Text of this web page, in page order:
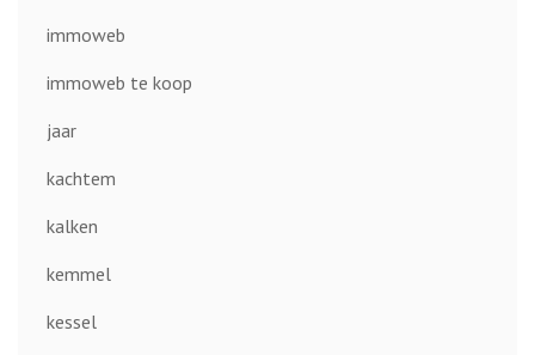
immoweb
immoweb te koop
jaar
kachtem
kalken
kemmel
kessel